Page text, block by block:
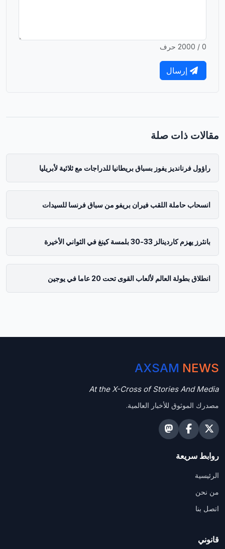
0 / 2000 حرف
إرسال
مقالات ذات صلة
راؤول فرنانديز يفوز بسباق بريطانيا للدراجات مع ثلاثية لأبريليا
انسحاب حاملة اللقب فيران بريفو من سباق فرنسا للسيدات
بانثرز يهزم كاردينالز 33-30 بلمسة كينغ في الثواني الأخيرة
انطلاق بطولة العالم لألعاب القوى تحت 20 عاما في يوجين
AXSAM NEWS
At the X-Cross of Stories And Media
مصدرك الموثوق للأخبار العالمية.
روابط سريعة
الرئيسية
من نحن
اتصل بنا
قانوني